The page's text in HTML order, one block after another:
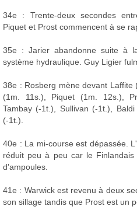
34e : Trente-deux secondes
Piquet et Prost commencent à se
35e : Jarier abandonne suite à
système hydraulique. Guy Ligier
38e : Rosberg mène devant Laffite
(1m. 11s.), Piquet (1m. 12s.),
Tambay (-1t.), Sullivan (-1t.),
(-1t.).
40e : La mi-course est dépassée.
réduit peu à peu car le
d'ampoules.
41e : Warwick est revenu à deux
son sillage tandis que Prost est un